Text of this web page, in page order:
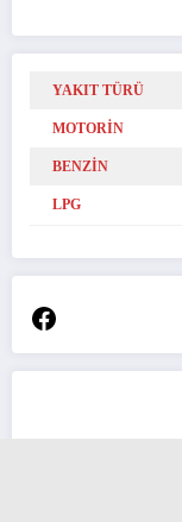
YAKIT TÜRÜ
MOTORİN
BENZİN
LPG
Facebook